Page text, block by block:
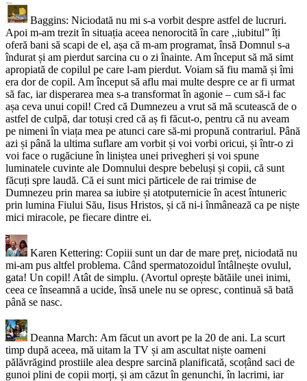
Baggins: Niciodată nu mi s-a vorbit despre astfel de lucruri.
Apoi m-am trezit în situația aceea nenorocită în care ,,iubitul” îți
oferă bani să scapi de el, așa că m-am programat, însă Domnul s-a
îndurat și am pierdut sarcina cu o zi înainte. Am început să mă simt
apropiată de copilul pe care l-am pierdut. Voiam să fiu mamă și îmi
era dor de copil. Am început să aflu mai multe despre ce ar fi urmat
să fac, iar disperarea mea s-a transformat în agonie – cum să-i fac
așa ceva unui copil! Cred că Dumnezeu a vrut să mă scutească de o
astfel de culpă, dar totuși cred că aș fi făcut-o, pentru că nu aveam
pe nimeni în viața mea pe atunci care să-mi propună contrariul. Până
azi și până la ultima suflare am vorbit și voi vorbi oricui, și într-o zi
voi face o rugăciune în liniștea unei privegheri și voi spune
luminatele cuvinte ale Domnului despre bebeluși și copii, că sunt
făcuți spre laudă. Că ei sunt mici părticele de rai trimise de
Dumnezeu prin marea sa iubire și atotputernicie în acest întuneric
prin lumina Fiului Său, Iisus Hristos, și că ni-i înmânează ca pe niște
mici miracole, pe fiecare dintre ei.
Karen Kettering: Copiii sunt un dar de mare preț, niciodată nu
mi-am pus altfel problema. Când spermatozoidul întâlnește ovulul,
gata! Un copil! Atât de simplu. (Avortul oprește bătăile unei inimi,
ceea ce înseamnă a ucide, însă unele nu se opresc, continuă să bată
până se nasc.
Deanna March: Am făcut un avort pe la 20 de ani. La scurt
timp după aceea, mă uitam la TV și am ascultat niște oameni
pălăvrăgind prostiile alea despre sarcină planificată, scoțând saci de
gunoi plini de copii morți, și am căzut în genunchi, în lacrimi, iar